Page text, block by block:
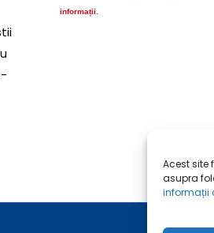
Acest site
asupra
informații
informații.